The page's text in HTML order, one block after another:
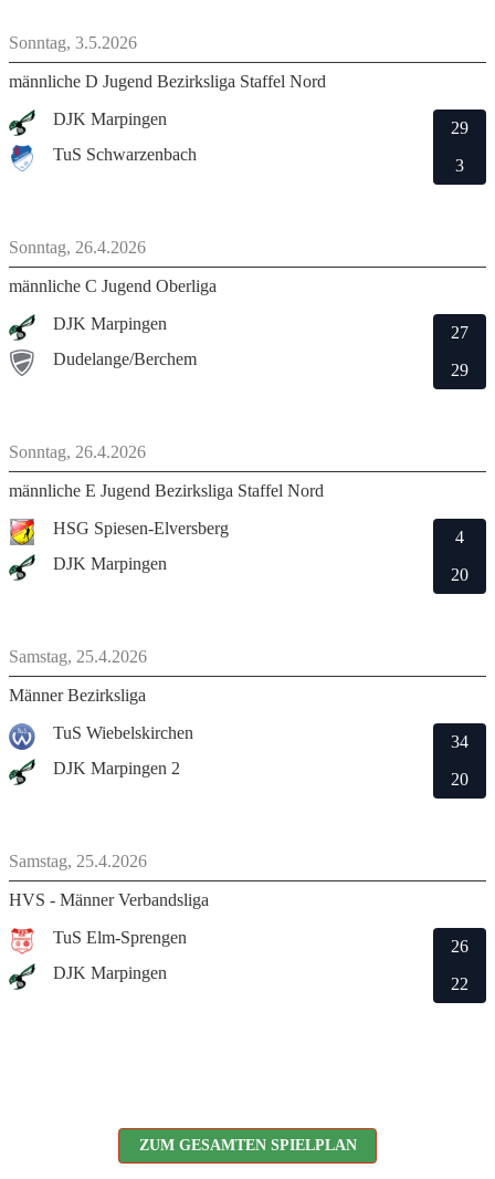
Sonntag, 3.5.2026
männliche D Jugend Bezirksliga Staffel Nord
DJK Marpingen
TuS Schwarzenbach
29
3
Sonntag, 26.4.2026
männliche C Jugend Oberliga
DJK Marpingen
Dudelange/Berchem
27
29
Sonntag, 26.4.2026
männliche E Jugend Bezirksliga Staffel Nord
HSG Spiesen-Elversberg
DJK Marpingen
4
20
Samstag, 25.4.2026
Männer Bezirksliga
TuS Wiebelskirchen
DJK Marpingen 2
34
20
Samstag, 25.4.2026
HVS - Männer Verbandsliga
TuS Elm-Sprengen
DJK Marpingen
26
22
ZUM GESAMTEN SPIELPLAN